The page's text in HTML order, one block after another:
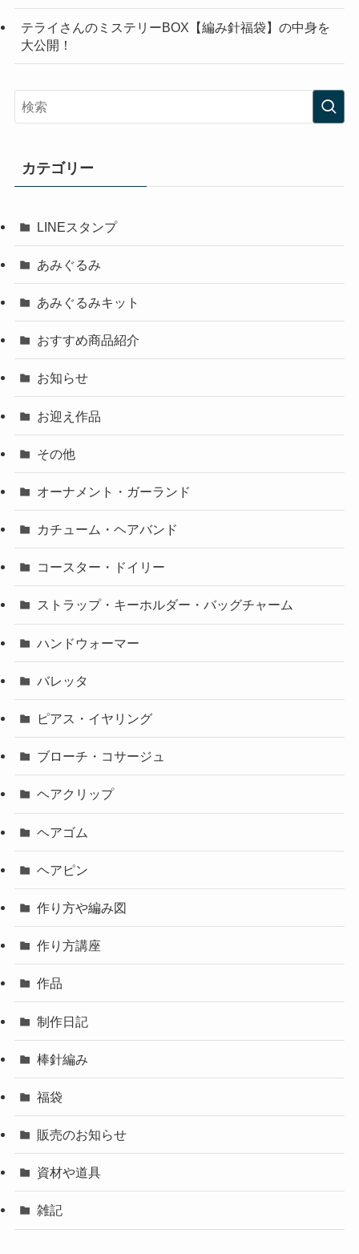
テライさんのミステリーBOX【編み針福袋】の中身を
大公開！
カテゴリー
LINEスタンプ
あみぐるみ
あみぐるみキット
おすすめ商品紹介
お知らせ
お迎え作品
その他
オーナメント・ガーランド
カチューム・ヘアバンド
コースター・ドイリー
ストラップ・キーホルダー・バッグチャーム
ハンドウォーマー
バレッタ
ピアス・イヤリング
ブローチ・コサージュ
ヘアクリップ
ヘアゴム
ヘアピン
作り方や編み図
作り方講座
作品
制作日記
棒針編み
福袋
販売のお知らせ
資材や道具
雑記